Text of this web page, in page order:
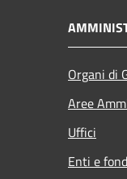
Organi di
Aree
Uffici
Enti e